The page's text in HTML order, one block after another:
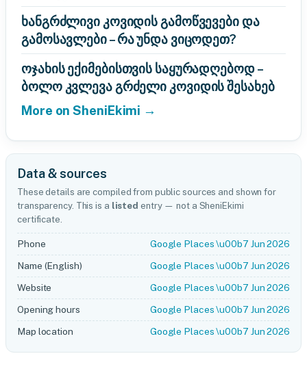
ხანგრძლივი კოვიდის გამოწვევები და
გამოსავლები – რა უნდა ვიცოდეთ?
ოჯახის ექიმებისთვის საყურადღებოდ –
ბოლო კვლევა გრძელი კოვიდის შესახებ
More on SheniEkimi →
Data & sources
These details are compiled from public sources and shown for
transparency. This is a listed entry — not a SheniEkimi
certificate.
Phone
Google Places \u00b7 Jun 2026
Name (English)
Google Places \u00b7 Jun 2026
Website
Google Places \u00b7 Jun 2026
Opening hours
Google Places \u00b7 Jun 2026
Map location
Google Places \u00b7 Jun 2026